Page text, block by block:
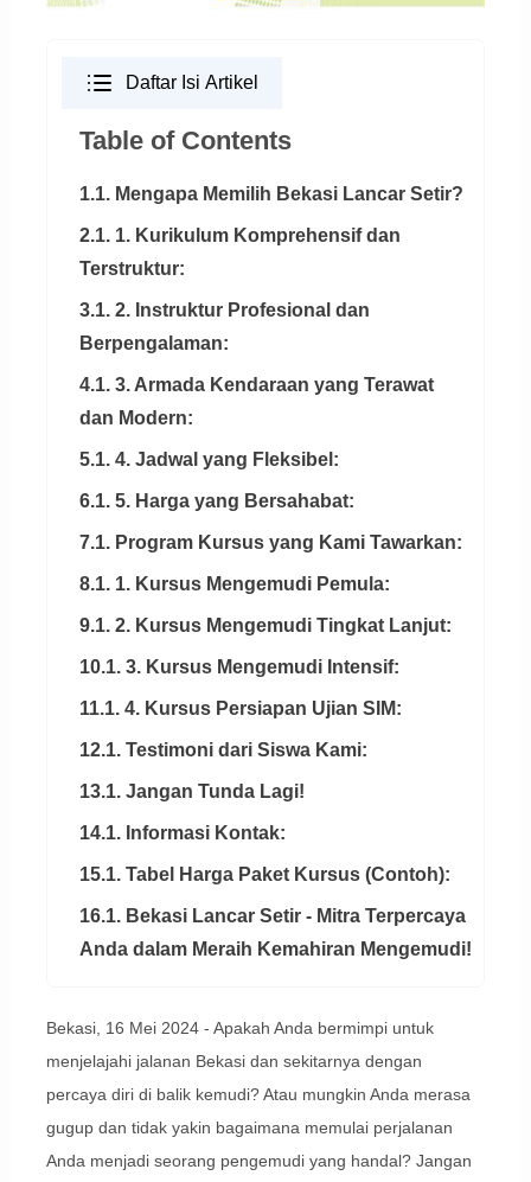
Daftar Isi Artikel
Table of Contents
1.1. Mengapa Memilih Bekasi Lancar Setir?
2.1. 1. Kurikulum Komprehensif dan
Terstruktur:
3.1. 2. Instruktur Profesional dan
Berpengalaman:
4.1. 3. Armada Kendaraan yang Terawat
dan Modern:
5.1. 4. Jadwal yang Fleksibel:
6.1. 5. Harga yang Bersahabat:
7.1. Program Kursus yang Kami Tawarkan:
8.1. 1. Kursus Mengemudi Pemula:
9.1. 2. Kursus Mengemudi Tingkat Lanjut:
10.1. 3. Kursus Mengemudi Intensif:
11.1. 4. Kursus Persiapan Ujian SIM:
12.1. Testimoni dari Siswa Kami:
13.1. Jangan Tunda Lagi!
14.1. Informasi Kontak:
15.1. Tabel Harga Paket Kursus (Contoh):
16.1. Bekasi Lancar Setir - Mitra Terpercaya
Anda dalam Meraih Kemahiran Mengemudi!
Bekasi, 16 Mei 2024 - Apakah Anda bermimpi untuk
menjelajahi jalanan Bekasi dan sekitarnya dengan
percaya diri di balik kemudi? Atau mungkin Anda merasa
gugup dan tidak yakin bagaimana memulai perjalanan
Anda menjadi seorang pengemudi yang handal? Jangan